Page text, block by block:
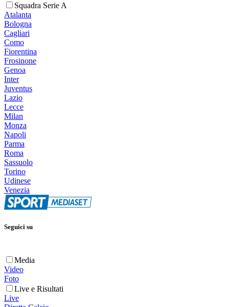
Squadra Serie A
Atalanta
Bologna
Cagliari
Como
Fiorentina
Frosinone
Genoa
Inter
Juventus
Lazio
Lecce
Milan
Monza
Napoli
Parma
Roma
Sassuolo
Torino
Udinese
Venezia
Seguici su
Media
Video
Foto
Live e Risultati
Live